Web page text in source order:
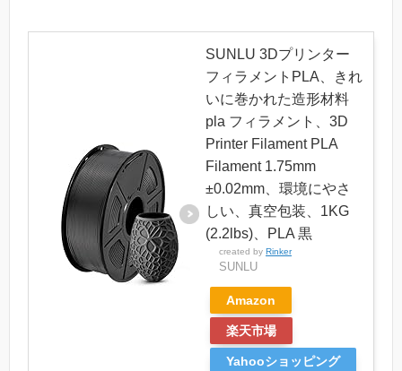
SUNLU 3Dプリンター
フィラメントPLA、きれ
いに巻かれた造形材料
pla フィラメント、3D
Printer Filament PLA
Filament 1.75mm
±0.02mm、環境にやさ
しい、真空包装、1KG
(2.2lbs)、PLA 黒
created by Rinker
SUNLU
Amazon
楽天市場
Yahooショッピング